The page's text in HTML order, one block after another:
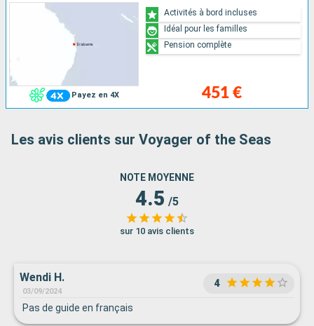
Payez en 4X 451 €
Activités à bord incluses
Idéal pour les familles
Pension complète
Les avis clients sur Voyager of the Seas
NOTE MOYENNE
4.5 /5
sur 10 avis clients
Wendi H.
03/09/2024
4
Pas de guide en français